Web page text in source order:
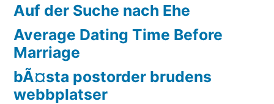
Auf der Suche nach Ehe
Average Dating Time Before
Marriage
bÃ¤sta postorder brudens
webbplatser